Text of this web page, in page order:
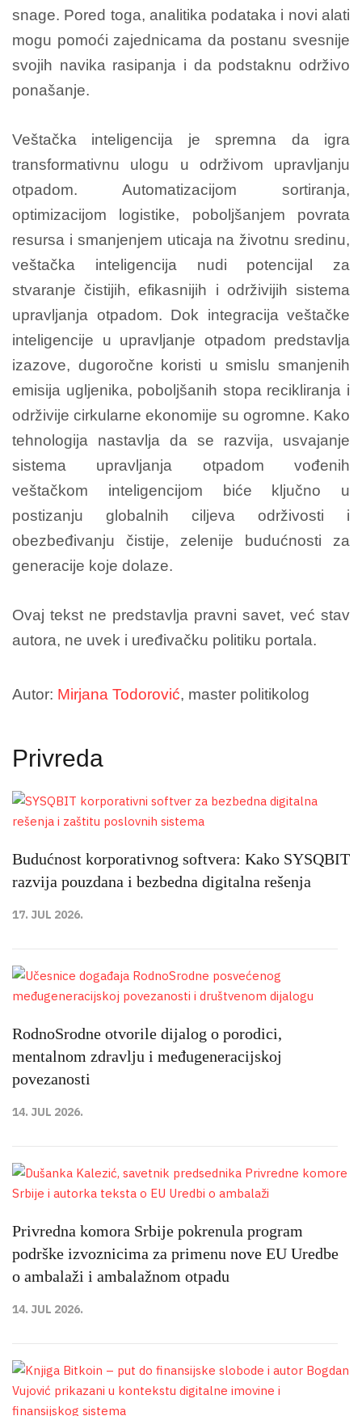
snage. Pored toga, analitika podataka i novi alati
mogu pomoći zajednicama da postanu svesnije
svojih navika rasipanja i da podstaknu održivo
ponašanje.
Veštačka inteligencija je spremna da igra
transformativnu ulogu u održivom upravljanju
otpadom. Automatizacijom sortiranja,
optimizacijom logistike, poboljšanjem povrata
resursa i smanjenjem uticaja na životnu sredinu,
veštačka inteligencija nudi potencijal za
stvaranje čistijih, efikasnijih i održivijih sistema
upravljanja otpadom. Dok integracija veštačke
inteligencije u upravljanje otpadom predstavlja
izazove, dugoročne koristi u smislu smanjenih
emisija ugljenika, poboljšanih stopa recikliranja i
održivije cirkularne ekonomije su ogromne. Kako
tehnologija nastavlja da se razvija, usvajanje
sistema upravljanja otpadom vođenih
veštačkom inteligencijom biće ključno u
postizanju globalnih ciljeva održivosti i
obezbeđivanju čistije, zelenije budućnosti za
generacije koje dolaze.
Ovaj tekst ne predstavlja pravni savet, već stav
autora, ne uvek i uređivačku politiku portala.
Autor: Mirjana Todorović, master politikolog
Privreda
Budućnost korporativnog softvera: Kako SYSQBIT
razvija pouzdana i bezbedna digitalna rešenja
17. JUL 2026.
RodnoSrodne otvorile dijalog o porodici,
mentalnom zdravlju i međugeneracijskoj
povezanosti
14. JUL 2026.
Privredna komora Srbije pokrenula program
podrške izvoznicima za primenu nove EU Uredbe
o ambalaži i ambalažnom otpadu
14. JUL 2026.